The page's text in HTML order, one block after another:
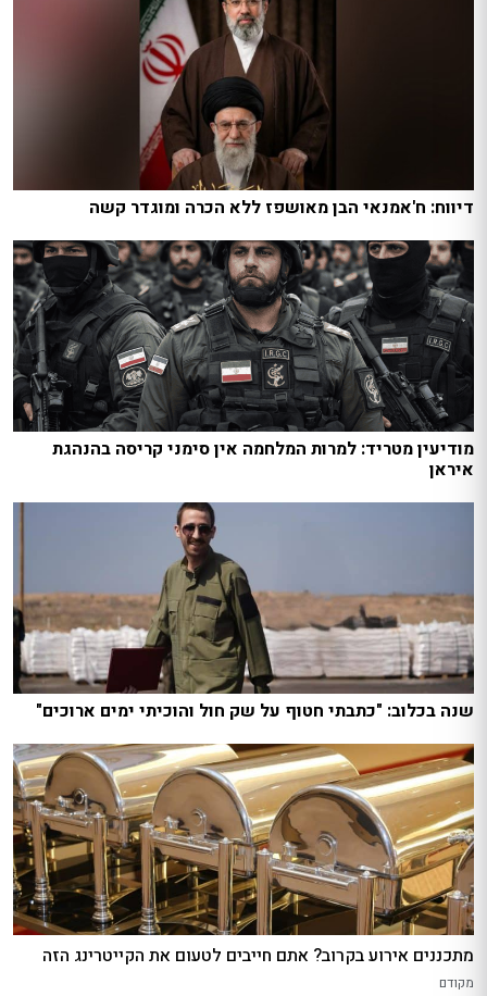
דיווח: ח'אמנאי הבן מאושפז ללא הכרה ומוגדר קשה
מודיעין מטריד: למרות המלחמה אין סימני קריסה בהנהגת
איראן
שנה בכלוב: "כתבתי חטוף על שק חול והוכיתי ימים ארוכים"
מתכננים אירוע בקרוב? אתם חייבים לטעום את הקייטרינג הזה
מקודם